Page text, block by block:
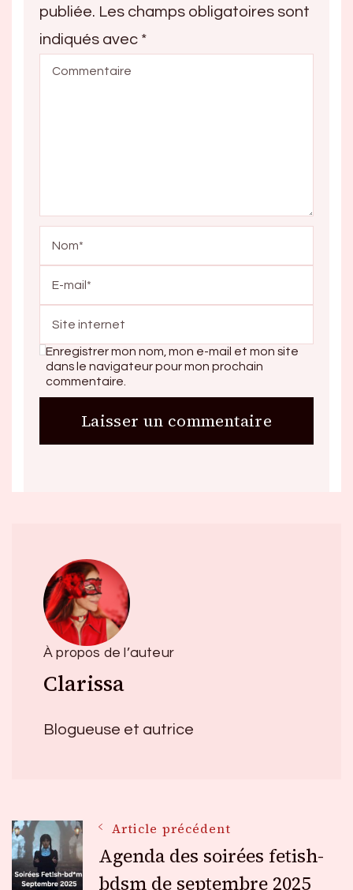
publiée. Les champs obligatoires sont
indiqués avec *
Enregistrer mon nom, mon e-mail et mon site
dans le navigateur pour mon prochain
commentaire.
À propos de l’auteur
Clarissa
Blogueuse et autrice
Navigation
Article précédent
Agenda des soirées fetish-
bdsm de septembre 2025